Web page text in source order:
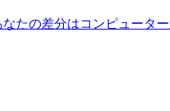
たの差分はコンピュータ